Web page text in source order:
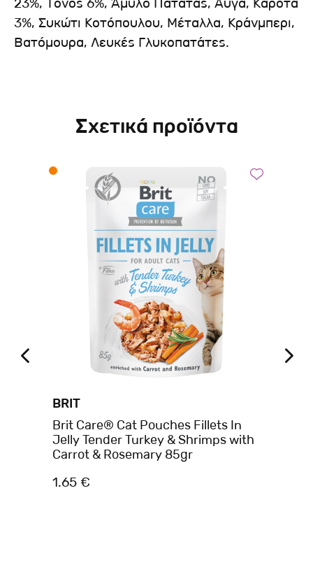
23%, Τόνος 6%, Άμυλο Πατάτας, Αυγά, Καρότα
3%, Συκώτι Κοτόπουλου, Μέταλλα, Κράνμπερι,
Βατόμουρα, Λευκές Γλυκοπατάτες.
Σχετικά προϊόντα
BRIT
Brit Care® Cat Pouches Fillets In
Jelly Tender Turkey & Shrimps with
Carrot & Rosemary 85gr
1.65 €